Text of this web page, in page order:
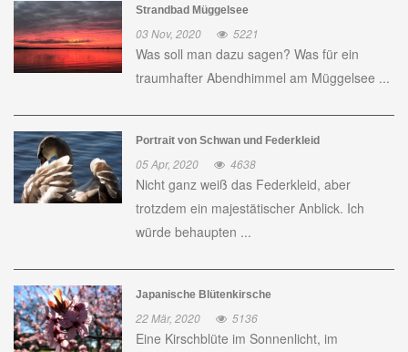
Strandbad Müggelsee
03 Nov, 2020 5221
Was soll man dazu sagen? Was für ein
traumhafter Abendhimmel am Müggelsee ...
Portrait von Schwan und Federkleid
05 Apr, 2020 4638
Nicht ganz weiß das Federkleid, aber
trotzdem ein majestätischer Anblick. Ich
würde behaupten ...
Japanische Blütenkirsche
22 Mär, 2020 5136
Eine Kirschblüte im Sonnenlicht, im